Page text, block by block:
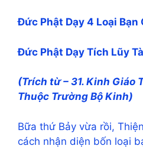
Đức Phật Dạy 4 Loại Bạn
Đức Phật Dạy Tích Lũy
(Trích từ – 31. Kinh Giáo
Thuộc Trường Bộ Kinh)
Bữa thứ Bảy vừa rồi,
cách nhận diện bốn loại